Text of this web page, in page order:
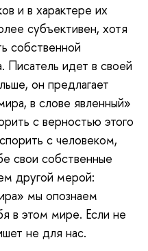
и в характере их
субъективен, хотя
собственной
идет в своей
он предлагает
в слове явленный»
с верностью этого
с человеком,
свои собственные
другой мерой:
мы опознаем
в этом мире. Если не
не для нас.